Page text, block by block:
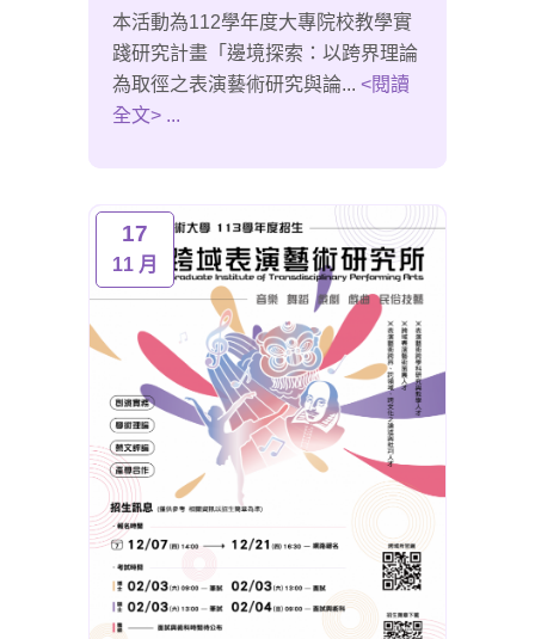
本活動為112學年度大專院校教學實
踐研究計畫「邊境探索：以跨界理論
為取徑之表演藝術研究與論... <閱讀
全文> ...
17
11 月